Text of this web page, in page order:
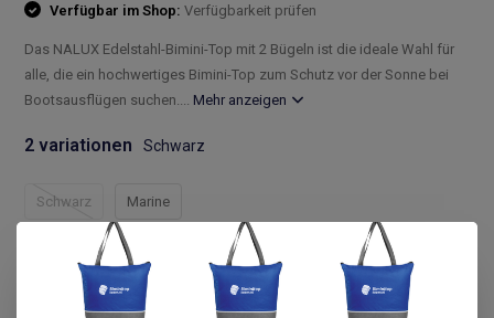
Verfügbar im Shop:Verfügbarkeit prüfen
Das NALUX Edelstahl-Bimini-Top mit 2 Bügeln ist die ideale Wahl für
alle, die ein hochwertiges Bimini-Top zum Schutz vor der Sonne bei
Bootsausflügen suchen.... Mehr anzeigen
2 variationen Schwarz
Schwarz Marine
Compleet assortiment